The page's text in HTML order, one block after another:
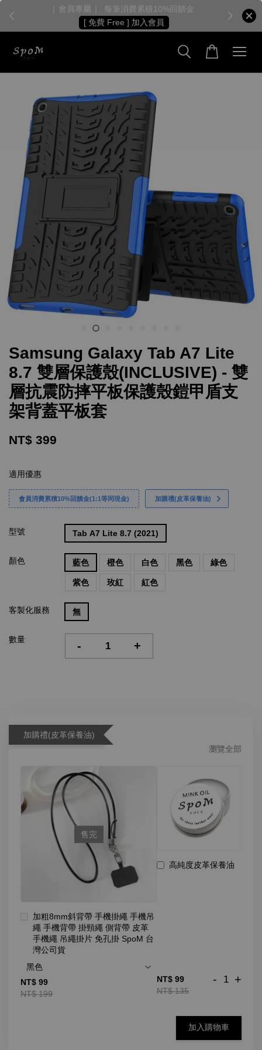
［ 會員專屬 ］ 每筆消費累積10%回饋金
[ 免費 Free ] 加入會員
Samsung Galaxy Tab A7 Lite
8.7 雙層保護殼(INCLUSIVE) - 雙
層抗震防摔平板保護殼鎧甲盾支
架背蓋平板套
NT$ 399
適用優惠
會員消費累積10%回饋金(1:1等同現金) 加購禮(皮革保養油)
型號 Tab A7 Lite 8.7 (2021)
顏色 藍色 橙色 白色 黑色 綠色
紫色 玫紅 紅色
客製化服務 無
數量 - +
加購禮(皮革保養油)
瀏覽全部
售完
加粗8mm斜背帶 手機掛繩 手機吊
繩 手機背帶 掛頸繩 側背帶 皮革
手機繩 吊繩掛片 免孔掛 SpoM 台
灣公司貨
NT$ 99
NT$ 199
高純度皮革保養油
NT$ 99
NT$ 135
- +
加入購物車